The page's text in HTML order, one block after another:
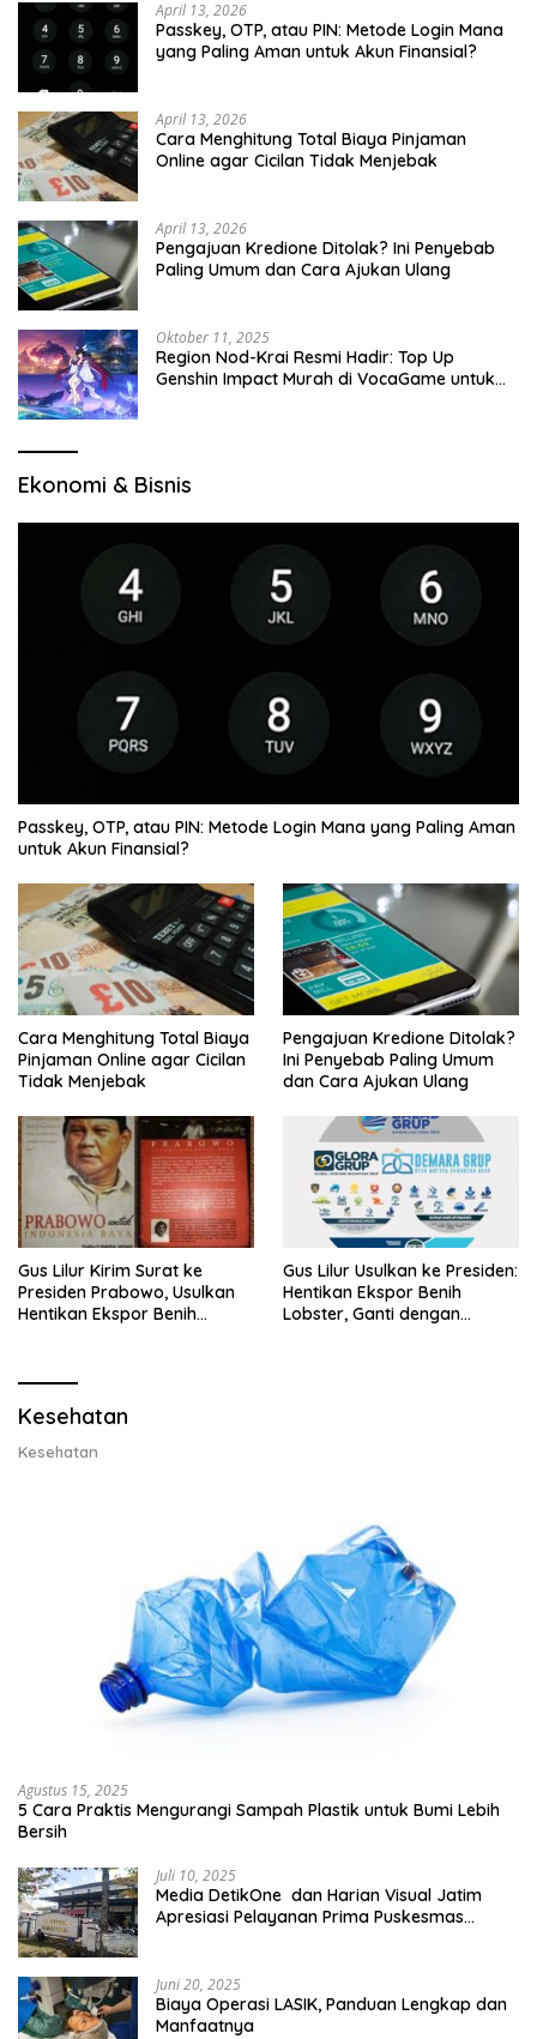
April 13, 2026
Passkey, OTP, atau PIN: Metode Login Mana
yang Paling Aman untuk Akun Finansial?
April 13, 2026
Cara Menghitung Total Biaya Pinjaman
Online agar Cicilan Tidak Menjebak
April 13, 2026
Pengajuan Kredione Ditolak? Ini Penyebab
Paling Umum dan Cara Ajukan Ulang
Oktober 11, 2025
Region Nod-Krai Resmi Hadir: Top Up
Genshin Impact Murah di VocaGame untuk
Ekonomi & Bisnis
Passkey, OTP, atau PIN: Metode Login Mana yang Paling Aman
untuk Akun Finansial?
Cara Menghitung Total Biaya
Pinjaman Online agar Cicilan
Tidak Menjebak
Pengajuan Kredione Ditolak?
Ini Penyebab Paling Umum
dan Cara Ajukan Ulang
Gus Lilur Kirim Surat ke
Presiden Prabowo, Usulkan
Hentikan Ekspor Benih
Gus Lilur Usulkan ke Presiden:
Hentikan Ekspor Benih
Lobster, Ganti dengan
Kesehatan
Kesehatan
Agustus 15, 2025
5 Cara Praktis Mengurangi Sampah Plastik untuk Bumi Lebih
Bersih
Juli 10, 2025
Media DetikOne dan Harian Visual Jatim
Apresiasi Pelayanan Prima Puskesmas
Juni 20, 2025
Biaya Operasi LASIK, Panduan Lengkap dan
Manfaatnya